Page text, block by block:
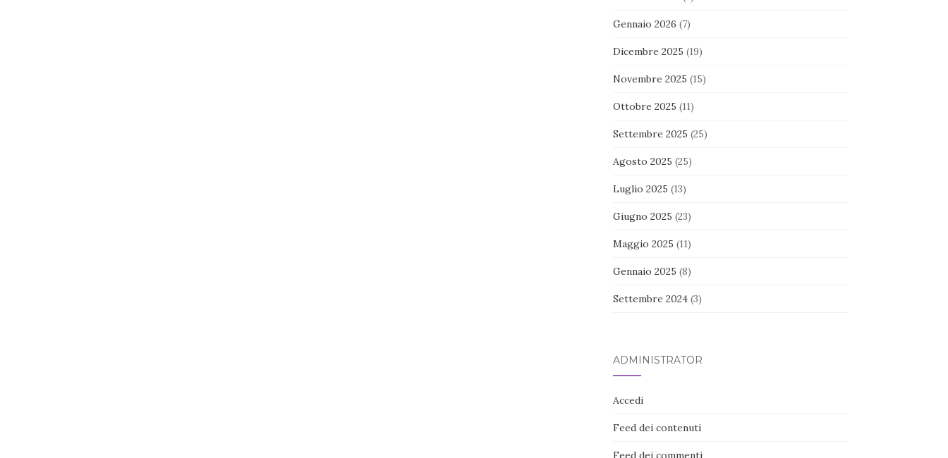
Gennaio 2026 (7)
Dicembre 2025 (19)
Novembre 2025 (15)
Ottobre 2025 (11)
Settembre 2025 (25)
Agosto 2025 (25)
Luglio 2025 (13)
Giugno 2025 (23)
Maggio 2025 (11)
Gennaio 2025 (8)
Settembre 2024(3)
ADMINISTRATOR
Accedi
Feed dei contenuti